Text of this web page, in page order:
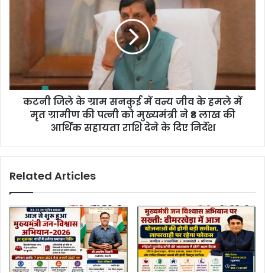
कटनी जिले के ग्राम सनकुई में वन्य जीव के हमले में
मृत ग्रामीण की पत्नी को मुख्यमंत्री ने ₹8 लाख की
आर्थिक सहायता राशि देने के दिए निर्देश
Related Articles